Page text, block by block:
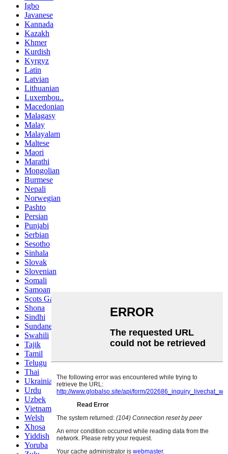
Igbo
Javanese
Kannada
Kazakh
Khmer
Kurdish
Kyrgyz
Latin
Latvian
Lithuanian
Luxembou..
Macedonian
Malagasy
Malay
Malayalam
Maltese
Maori
Marathi
Mongolian
Burmese
Nepali
Norwegian
Pashto
Persian
Punjabi
Serbian
Sesotho
Sinhala
Slovak
Slovenian
Somali
Samoan
Scots Gaelic
Shona
Sindhi
Sundanese
Swahili
Tajik
Tamil
Telugu
Thai
Ukrainian
Urdu
Uzbek
Vietnamese
Welsh
Xhosa
Yiddish
Yoruba